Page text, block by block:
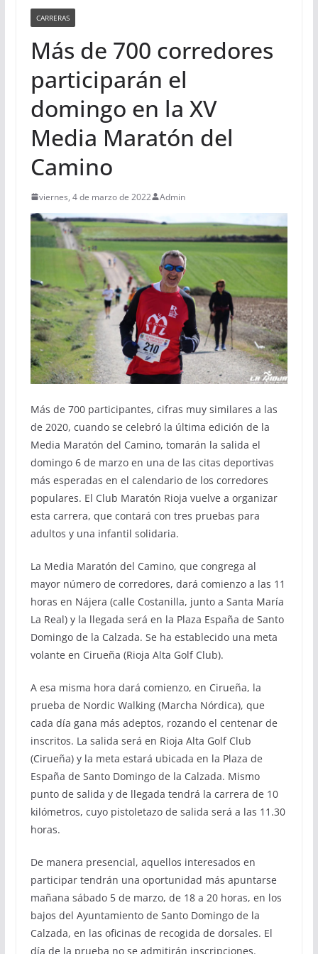
CARRERAS
Más de 700 corredores
participarán el
domingo en la XV
Media Maratón del
Camino
viernes, 4 de marzo de 2022 Admin
Más de 700 participantes, cifras muy similares a las
de 2020, cuando se celebró la última edición de la
Media Maratón del Camino, tomarán la salida el
domingo 6 de marzo en una de las citas deportivas
más esperadas en el calendario de los corredores
populares. El Club Maratón Rioja vuelve a organizar
esta carrera, que contará con tres pruebas para
adultos y una infantil solidaria.
La Media Maratón del Camino, que congrega al
mayor número de corredores, dará comienzo a las 11
horas en Nájera (calle Costanilla, junto a Santa María
La Real) y la llegada será en la Plaza España de Santo
Domingo de la Calzada. Se ha establecido una meta
volante en Cirueña (Rioja Alta Golf Club).
A esa misma hora dará comienzo, en Cirueña, la
prueba de Nordic Walking (Marcha Nórdica), que
cada día gana más adeptos, rozando el centenar de
inscritos. La salida será en Rioja Alta Golf Club
(Cirueña) y la meta estará ubicada en la Plaza de
España de Santo Domingo de la Calzada. Mismo
punto de salida y de llegada tendrá la carrera de 10
kilómetros, cuyo pistoletazo de salida será a las 11.30
horas.
De manera presencial, aquellos interesados en
participar tendrán una oportunidad más apuntarse
mañana sábado 5 de marzo, de 18 a 20 horas, en los
bajos del Ayuntamiento de Santo Domingo de la
Calzada, en las oficinas de recogida de dorsales. El
día de la prueba no se admitirán inscripciones.